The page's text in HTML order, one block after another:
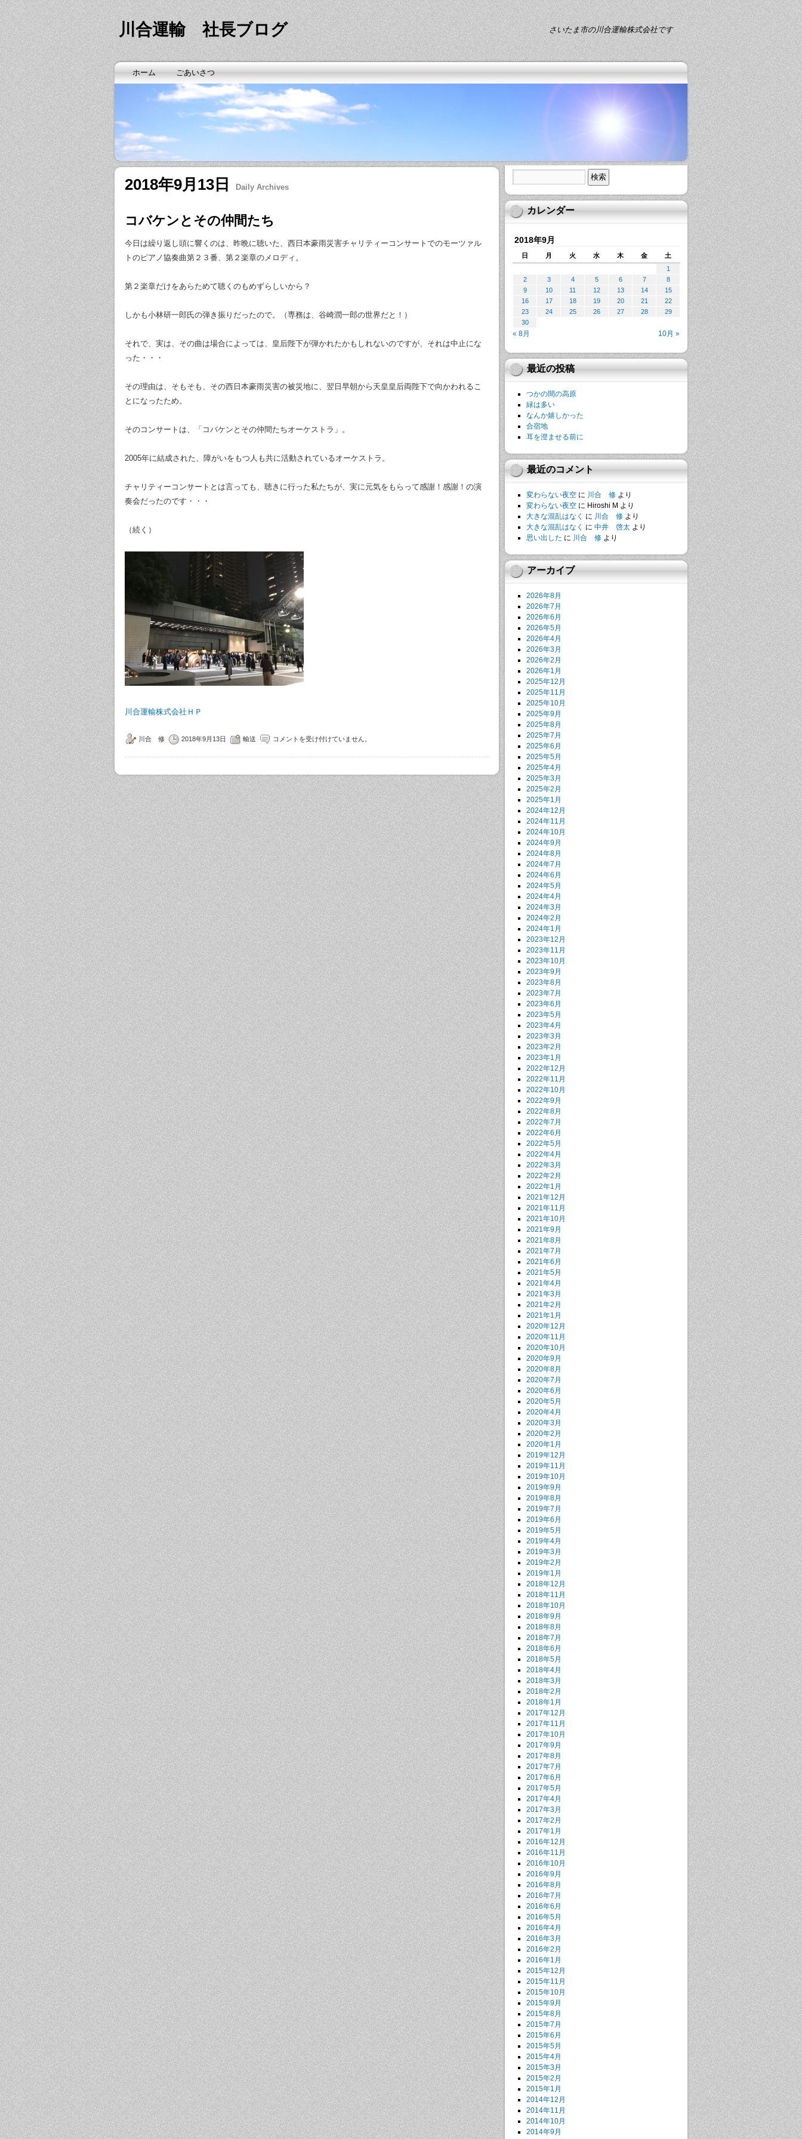
川合運輸 社長ブログ さいたま市の川合運輸株式会社です
ホーム ごあいさつ
2018年9月13日 Daily Archives
コバケンとその仲間たち
今日は繰り返し頭に響くのは、昨晩に聴いた、西日本豪雨災害チャリティーコンサートでのモーツァル
トのピアノ協奏曲第２３番、第２楽章のメロディ。
第２楽章だけをあらためて聴くのもめずらしいから？
しかも小林研一郎氏の弾き振りだったので。（専務は、谷崎潤一郎の世界だと！）
それで、実は、その曲は場合によっては、皇后陛下が弾かれたかもしれないのですが、それは中止にな
った・・・
その理由は、そもそも、その西日本豪雨災害の被災地に、翌日早朝から天皇皇后両陛下で向かわれるこ
とになったため。
そのコンサートは、「コバケンとその仲間たちオーケストラ」。
2005年に結成された、障がいをもつ人も共に活動されているオーケストラ。
チャリティーコンサートとは言っても、聴きに行った私たちが、実に元気をもらって感謝！感謝！の演
奏会だったのです・・・
（続く）
川合運輸株式会社ＨＰ
川合 修 2018年9月13日 輸送 コメントを受け付けていません。
カレンダー
2018年9月
日 月 火 水 木 金 土
« 8月 10月 »
1
2
3 4 5 6 7
8
9
10 11 12 13 14
15
16
17 18 19 20 21
22
23
24 25 26 27 28
29
30
最近の投稿
つかの間の高原
緑は多い
なんか嬉しかった
合宿地
耳を澄ませる前に
最近のコメント
変わらない夜空に 川合 修より
変わらない夜空に Hiroshi M より
大きな混乱はなく に 川合 修より
大きな混乱はなく に 中井 啓太より
思い出した に 川合 修より
アーカイブ
2026年8月
2026年7月
2026年6月
2026年5月
2026年4月
2026年3月
2026年2月
2026年1月
2025年12月
2025年11月
2025年10月
2025年9月
2025年8月
2025年7月
2025年6月
2025年5月
2025年4月
2025年3月
2025年2月
2025年1月
2024年12月
2024年11月
2024年10月
2024年9月
2024年8月
2024年7月
2024年6月
2024年5月
2024年4月
2024年3月
2024年2月
2024年1月
2023年12月
2023年11月
2023年10月
2023年9月
2023年8月
2023年7月
2023年6月
2023年5月
2023年4月
2023年3月
2023年2月
2023年1月
2022年12月
2022年11月
2022年10月
2022年9月
2022年8月
2022年7月
2022年6月
2022年5月
2022年4月
2022年3月
2022年2月
2022年1月
2021年12月
2021年11月
2021年10月
2021年9月
2021年8月
2021年7月
2021年6月
2021年5月
2021年4月
2021年3月
2021年2月
2021年1月
2020年12月
2020年11月
2020年10月
2020年9月
2020年8月
2020年7月
2020年6月
2020年5月
2020年4月
2020年3月
2020年2月
2020年1月
2019年12月
2019年11月
2019年10月
2019年9月
2019年8月
2019年7月
2019年6月
2019年5月
2019年4月
2019年3月
2019年2月
2019年1月
2018年12月
2018年11月
2018年10月
2018年9月
2018年8月
2018年7月
2018年6月
2018年5月
2018年4月
2018年3月
2018年2月
2018年1月
2017年12月
2017年11月
2017年10月
2017年9月
2017年8月
2017年7月
2017年6月
2017年5月
2017年4月
2017年3月
2017年2月
2017年1月
2016年12月
2016年11月
2016年10月
2016年9月
2016年8月
2016年7月
2016年6月
2016年5月
2016年4月
2016年3月
2016年2月
2016年1月
2015年12月
2015年11月
2015年10月
2015年9月
2015年8月
2015年7月
2015年6月
2015年5月
2015年4月
2015年3月
2015年2月
2015年1月
2014年12月
2014年11月
2014年10月
2014年9月